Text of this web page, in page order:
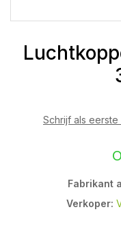
Schrijf als
Fabrikant
Verkoper: